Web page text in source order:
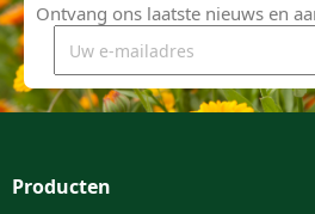
Ontvang ons laatste nieuws en
Producten